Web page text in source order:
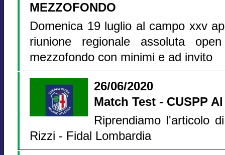
MEZZOFONDO
Domenica 19 luglio al campo xxv
riunione regionale assoluta
mezzofondo con minimi e ad invito
26/06/2020
Match Test - CUSPP
Riprendiamo l'articolo
Rizzi - Fidal Lombardia